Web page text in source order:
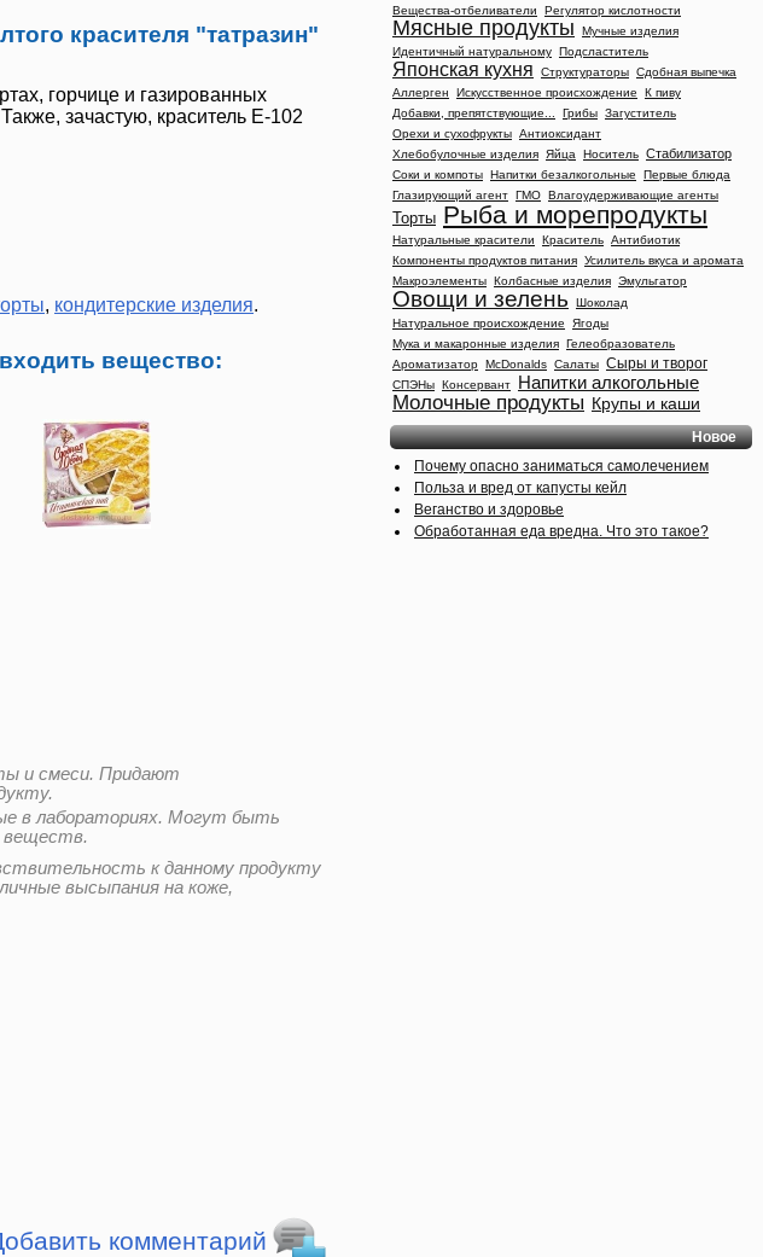
Вещества-отбеливатели Регулятор кислотности
Мясные продукты
Мучные изделия
Идентичный натуральному Подсластитель
Японская кухня Структураторы Сдобная выпечка
Аллерген
Искусственное происхождение
К пиву
Добавки, препятствующие...
Грибы Загуститель
Орехи и сухофрукты Антиоксидант
Хлебобулочные изделия Яйца Носитель Стабилизатор
Соки и компоты Напитки безалкогольные
Первые блюда
Глазирующий агент ГМО Влагоудерживающие агенты
Торты Рыба и морепродукты
Натуральные красители Краситель Антибиотик
Компоненты продуктов питания Усилитель вкуса и аромата
Макроэлементы Колбасные изделия Эмульгатор
Овощи и зелень
Шоколад
Натуральное происхождение
Ягоды
Мука и макаронные изделия Гелеобразователь
Ароматизатор McDonalds Салаты Сыры и творог
СПЭНы Консервант Напитки алкогольные
Молочные продукты Крупы и каши
Новое
Почему опасно заниматься самолечением
Польза и вред от капусты кейл
Веганство и здоровье
Обработанная еда вредна. Что это такое?
красителя "татразин"
горчице и газированных
зачастую, краситель Е-102
, кондитерские изделия.
вещество:
и смеси. Придают
в лабораториях. Могут быть
веществ.
к данному продукту
высыпания на коже,
комментарий